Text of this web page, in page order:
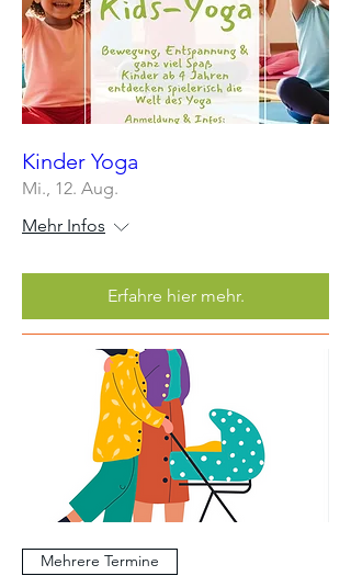
Kinder Yoga
Mi., 12. Aug.
Mehr Infos
Erfahre hier mehr.
Mehrere Termine